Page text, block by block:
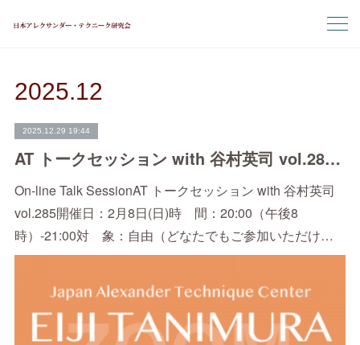
2025.12
2025.12.29 19:44
AT トークセッション with 谷村英司 vol.285（2/20）
On-line Talk SessionAT トークセッション with 谷村英司
vol.285開催日：2月8日(日)時 間：20:00（午後8
時）-21:00対 象：自由（どなたでもご参加いただけ…